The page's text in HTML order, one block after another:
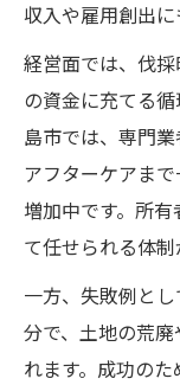
収入や雇用創出に
経営面では、伐
の資金に充てる
島市では、専門
アフターケアま
増加中です。所
て任せられる体制
一方、失敗例と
分で、土地の荒
れます。成功の